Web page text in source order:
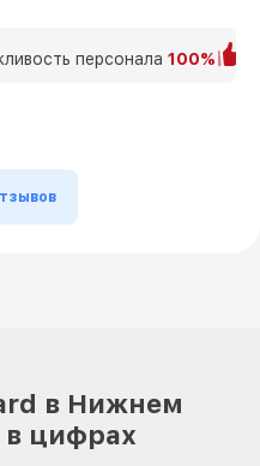
персонала 100%
в Нижнем
в цифрах